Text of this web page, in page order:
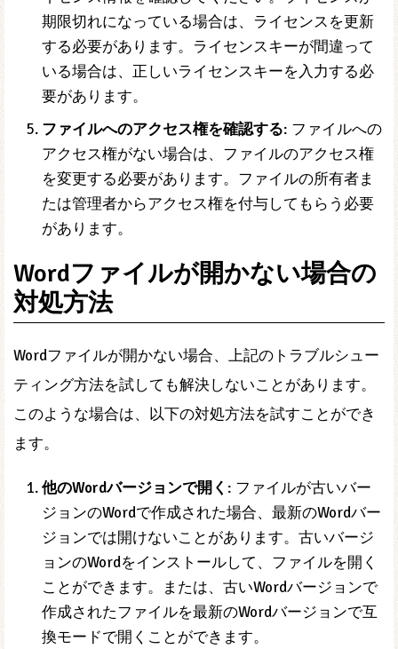
ができます。アンインストールする前に、重要な
データはバックアップしておきましょう。再イン
ストール後、ファイルを開くことができるかどう
か確認してください。
Wordのライセンスを確認する: Wordのライセンス
が有効であることを確認するには、Wordの「ファ
イル」メニューから「アカウント」を選択し、ラ
イセンス情報を確認してください。ライセンスが
期限切れになっている場合は、ライセンスを更新
する必要があります。ライセンスキーが間違って
いる場合は、正しいライセンスキーを入力する必
要があります。
ファイルへのアクセス権を確認する: ファイルへの
アクセス権がない場合は、ファイルのアクセス権
を変更する必要があります。ファイルの所有者ま
たは管理者からアクセス権を付与してもらう必要
があります。
対処方法
Wordファイルが開かない場合、上記のトラブルシュー
ティング方法を試しても解決しないことがあります。
このような場合は、以下の対処方法を試すことができ
ます。